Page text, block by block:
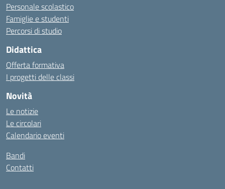
Personale scolastico
Famiglie e studenti
Percorsi di studio
Didattica
Offerta formativa
I progetti delle classi
Novità
Le notizie
Le circolari
Calendario eventi
Bandi
Contatti